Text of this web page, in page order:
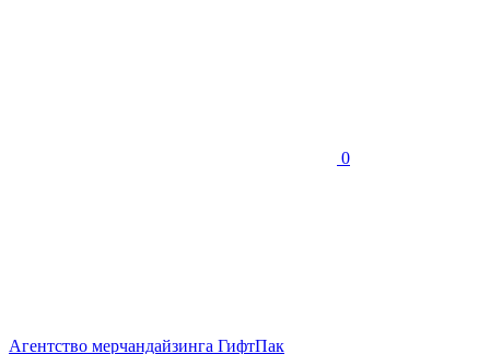
0
Агентство мерчандайзинга ГифтПак